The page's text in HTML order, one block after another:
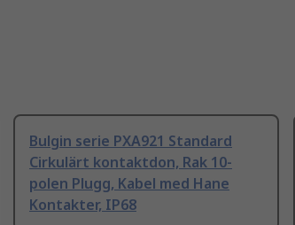
Bulgin serie PXA921 Standard
Cirkulärt kontaktdon, Rak 10-
polen Plugg, Kabel med Hane
Kontakter, IP68